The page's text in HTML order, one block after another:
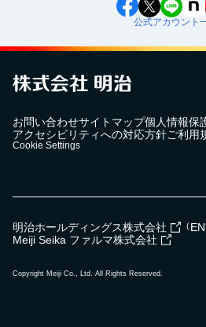
公式アカウント
お問い合わせサイトマップ個人情報保
アクセシビリティへの対応方針ご利用
Cookie Settings
明治ホールディングス株式会社 （ EN
Meiji Seika ファルマ株式会社
Copyright Meiji Co., Ltd. All Rights Reserved.